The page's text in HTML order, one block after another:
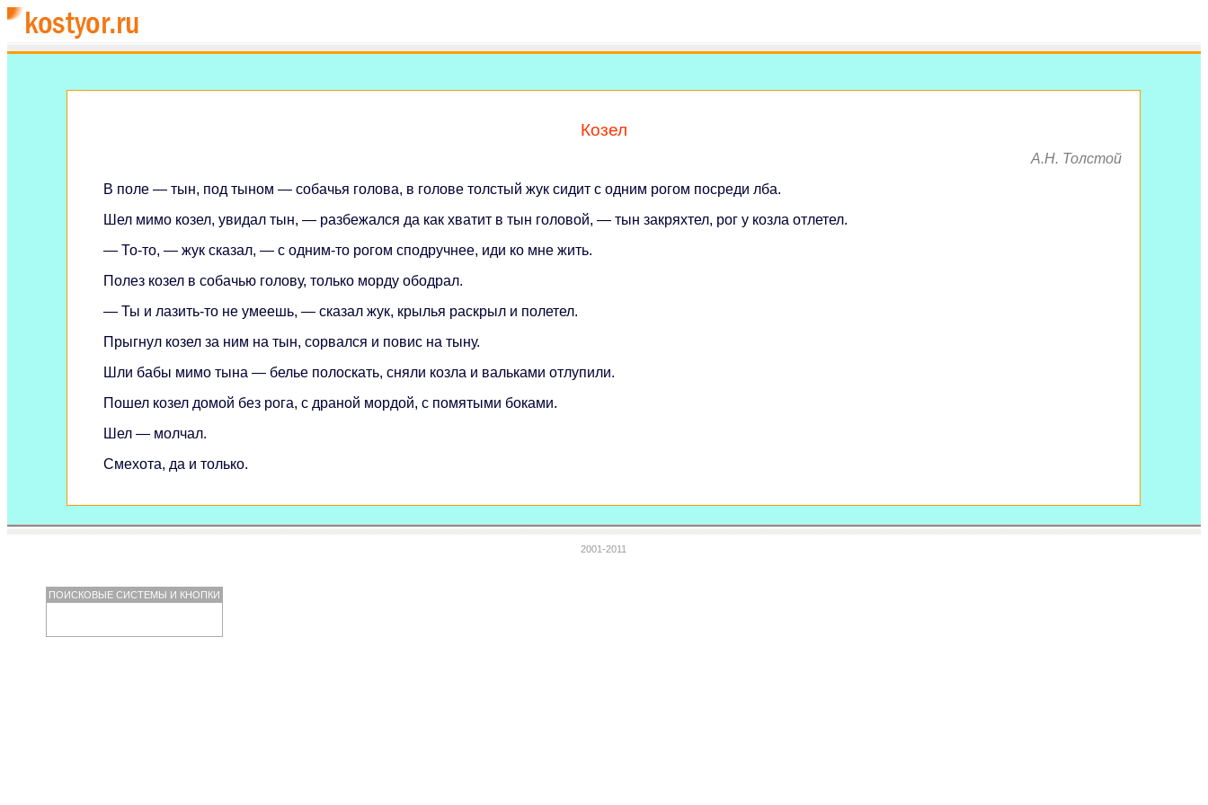
Козел
А.Н. Толстой
В поле — тын, под тыном — собачья голова, в голове толстый жук сидит с одним рогом посреди лба.
Шел мимо козел, увидал тын, — разбежался да как хватит в тын головой, — тын закряхтел, рог у козла отлетел.
— То-то, — жук сказал, — с одним-то рогом сподручнее, иди ко мне жить.
Полез козел в собачью голову, только морду ободрал.
— Ты и лазить-то не умеешь, — сказал жук, крылья раскрыл и полетел.
Прыгнул козел за ним на тын, сорвался и повис на тыну.
Шли бабы мимо тына — белье полоскать, сняли козла и вальками отлупили.
Пошел козел домой без рога, с драной мордой, с помятыми боками.
Шел — молчал.
Смехота, да и только.
2001-2011
ПОИСКОВЫЕ СИСТЕМЫ И КНОПКИ